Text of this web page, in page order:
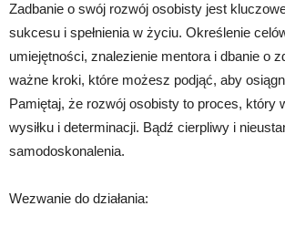
Zadbanie o swój rozwój osobisty jest
sukcesu i spełnienia w życiu. Określenie
umiejętności, znalezienie mentora i dbanie o
ważne kroki, które możesz podjąć, aby
Pamiętaj, że rozwój osobisty to proces, który
wysiłku i determinacji. Bądź cierpliwy i
samodoskonalenia.
Wezwanie do działania: